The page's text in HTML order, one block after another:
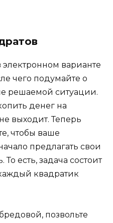
варианте
чего подумайте о
решаемой ситуации.
денег на
выходит. Теперь
чтобы ваше
предлагать свои
есть, задача состоит
квадратик
позвольте